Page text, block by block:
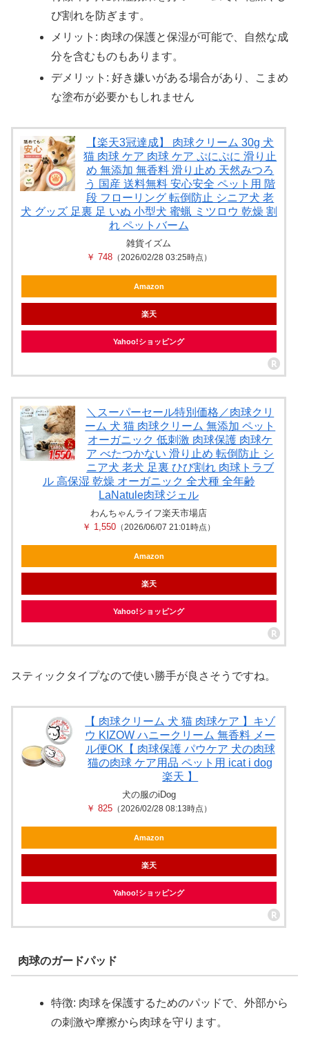
び割れを防ぎます。
メリット: 肉球の保護と保湿が可能で、自然な成
分を含むものもあります。
デメリット: 好き嫌いがある場合があり、こまめ
な塗布が必要かもしれません
【楽天3冠達成】 肉球クリーム 30g 犬
猫 肉球 ケア 肉球 ケア ぷにぷに 滑り止
め 無添加 無香料 滑り止め 天然みつろ
う 国産 送料無料 安心安全 ペット用 階
段 フローリング 転倒防止 シニア犬 老
犬 グッズ 足裏 足 いぬ 小型犬 蜜蝋 ミツロウ 乾燥 割
れ ペットバーム
雑貨イズム
￥ 748（2026/02/28 03:25時点）
Amazon
楽天
Yahoo!ショッピング
＼スーパーセール特別価格／肉球クリ
ーム 犬 猫 肉球クリーム 無添加 ペット
オーガニック 低刺激 肉球保護 肉球ケ
ア べたつかない 滑り止め 転倒防止 シ
ニア犬 老犬 足裏 ひび割れ 肉球トラブ
ル 高保湿 乾燥 オーガニック 全犬種 全年齢
LaNatule肉球ジェル
わんちゃんライフ楽天市場店
￥ 1,550 （2026/06/07 21:01時点）
Amazon
楽天
Yahoo!ショッピング
スティックタイプなので使い勝手が良さそうですね。
【 肉球クリーム 犬 猫 肉球ケア 】キゾ
ウ KIZOW ハニークリーム 無香料 メー
ル便OK【 肉球保護 パウケア 犬の肉球
猫の肉球 ケア用品 ペット用 icat i dog
楽天 】
犬の服のiDog
￥ 825（2026/02/28 08:13時点）
Amazon
楽天
Yahoo!ショッピング
肉球のガードパッド
特徴: 肉球を保護するためのパッドで、外部から
の刺激や摩擦から肉球を守ります。